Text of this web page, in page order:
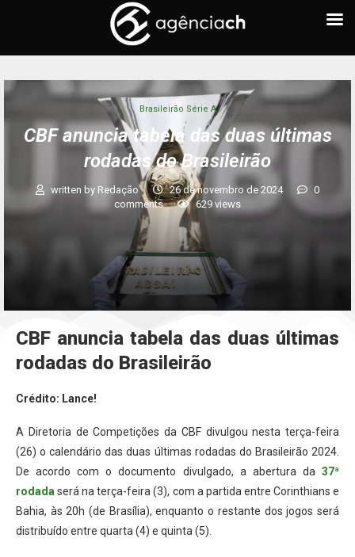
Brasileirão Série A
CBF anuncia tabela das duas últimas
rodadas do Brasileirão
written by Redação 26 de novembro de 2024
0
comments
629 views
CBF anuncia tabela das duas últimas
rodadas do Brasileirão
Crédito: Lance!
A Diretoria de Competições da CBF divulgou nesta terça-feira
(26) o calendário das duas últimas rodadas do Brasileirão 2024.
De acordo com o documento divulgado, a abertura da 37ª
rodadaserá na terça-feira (3), com a partida entre Corinthians e
Bahia, às 20h (de Brasília), enquanto o restante dos jogos será
distribuído entre quarta (4) e quinta (5).